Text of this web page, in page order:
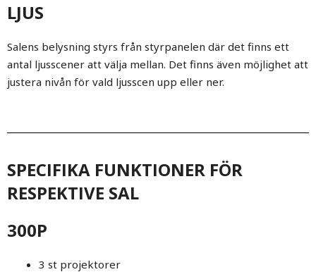
LJUS
Salens belysning styrs från styrpanelen där det finns ett
antal ljusscener att välja mellan. Det finns även möjlighet att
justera nivån för vald ljusscen upp eller ner.
SPECIFIKA FUNKTIONER FÖR
RESPEKTIVE SAL
300P
3 st projektorer